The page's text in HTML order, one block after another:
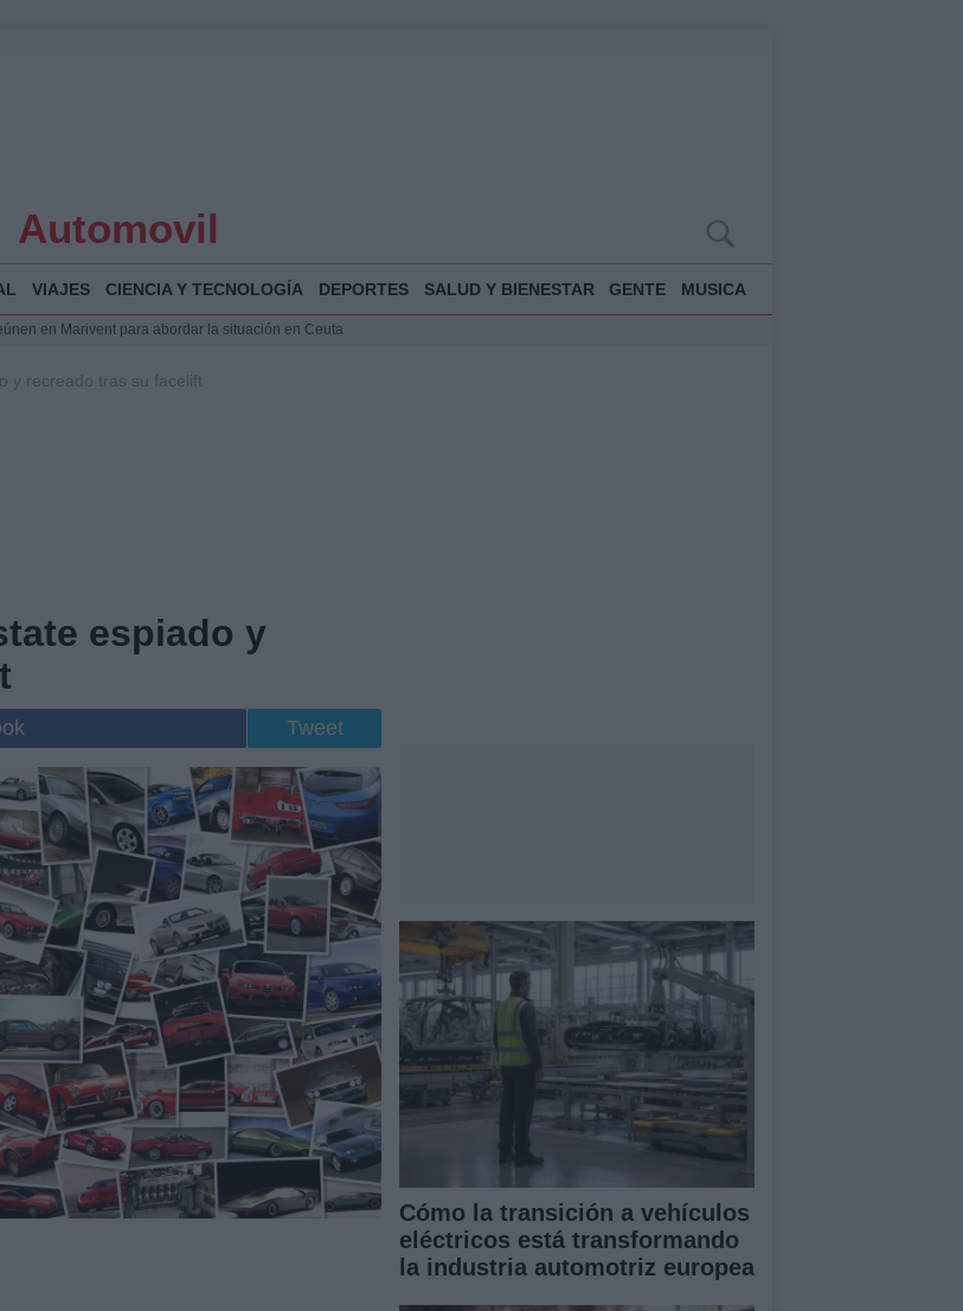
Automovil
VIAJES CIENCIA Y TECNOLOGÍA DEPORTES SALUD Y BIENESTAR GENTE MUSICA
en Marivent para abordar la situación en Ceuta
ante la presión migratoria y la falta de respuesta del Gobierno
y recreado tras su facelift
espiado y
Tweet
Cómo la transición a vehículos
eléctricos está transformando
la industria automotriz europea